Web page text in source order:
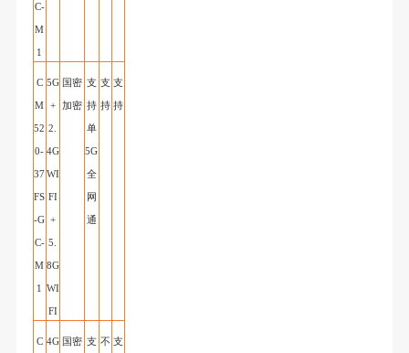
C-
M
1
C
M
52
0-
37
FS
-G
C-
M
1
5G
+
2.
4G
WI
FI
+
5.
8G
WI
FI
国密
加密
支
持
单
5G
全
网
通
支
持
支
持
C 4G 国密 支 不 支